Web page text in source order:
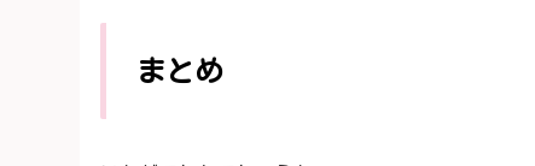
まとめ